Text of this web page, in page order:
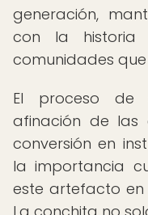
generación,
con la
comunidades que
El proceso de
afinación de las
conversión en
la importancia
este artefacto en